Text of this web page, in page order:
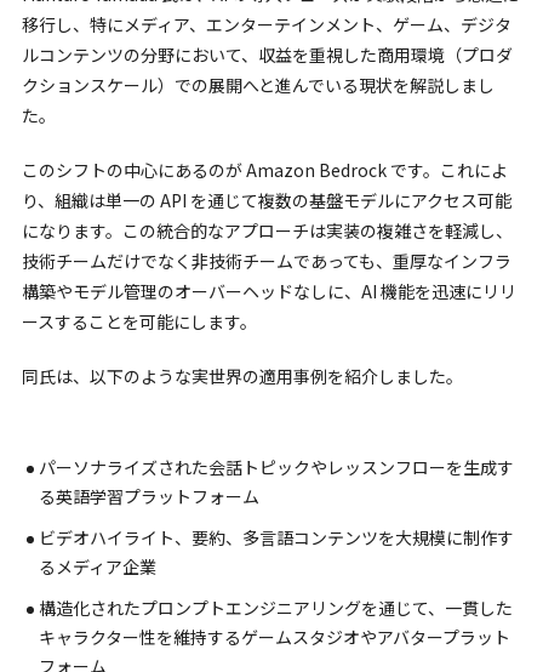
移行し、特にメディア、エンターテインメント、ゲーム、デジタ
ルコンテンツの分野において、収益を重視した商用環境（プロダ
クションスケール）での展開へと進んでいる現状を解説しまし
た。
このシフトの中心にあるのが Amazon Bedrock です。これによ
り、組織は単一の API を通じて複数の基盤モデルにアクセス可能
になります。この統合的なアプローチは実装の複雑さを軽減し、
技術チームだけでなく非技術チームであっても、重厚なインフラ
構築やモデル管理のオーバーヘッドなしに、AI 機能を迅速にリリ
ースすることを可能にします。
同氏は、以下のような実世界の適用事例を紹介しました。
パーソナライズされた会話トピックやレッスンフローを生成す
る英語学習プラットフォーム
ビデオハイライト、要約、多言語コンテンツを大規模に制作す
るメディア企業
構造化されたプロンプトエンジニアリングを通じて、一貫した
キャラクター性を維持するゲームスタジオやアバタープラット
フォーム